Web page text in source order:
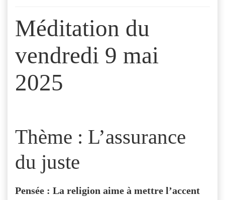
Méditation du
vendredi 9 mai
2025
Thème : L’assurance
du juste
Pensée : La religion aime à mettre l’accent